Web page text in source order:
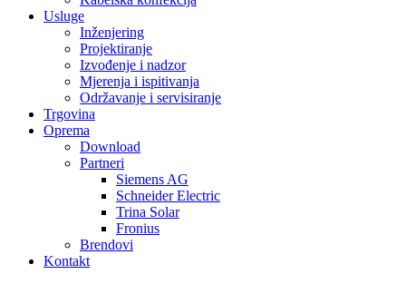
Usluge
Inženjering
Projektiranje
Izvođenje i nadzor
Mjerenja i ispitivanja
Održavanje i servisiranje
Trgovina
Oprema
Download
Partneri
Siemens AG
Schneider Electric
Trina Solar
Fronius
Brendovi
Kontakt